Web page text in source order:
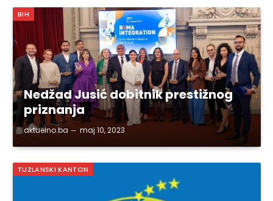
BIH
Nedžad Jusić dobitnik prestižnog
priznanja
aktuelno.ba maj 10, 2023
TUZLANSKI KANTON